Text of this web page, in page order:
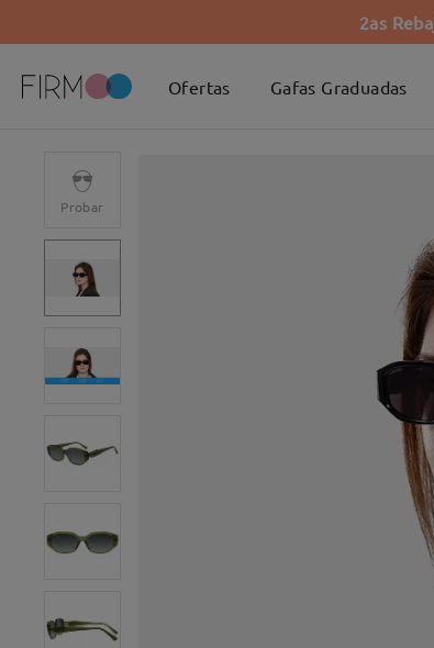
2as
Ofertas Gafas Graduadas
Probar